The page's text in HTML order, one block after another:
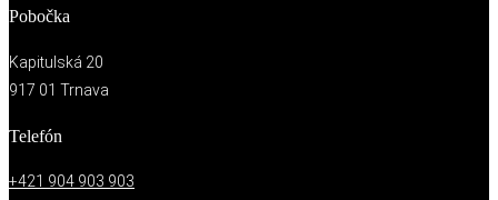
Pobočka
Kapitulská 20
917 01 Trnava
Telefón
+421 904 903 903